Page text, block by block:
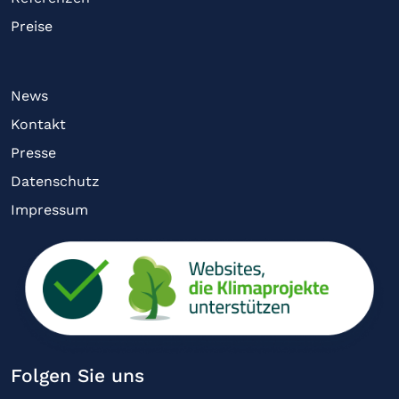
Preise
News
Kontakt
Presse
Datenschutz
Impressum
Folgen Sie uns